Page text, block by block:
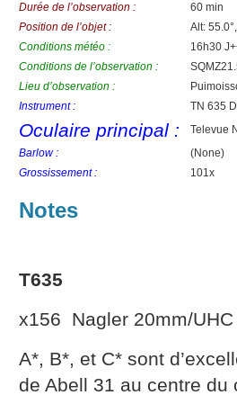
Durée de l’observation :
60 min
Position de l’objet :
Alt:
Conditions météo :
16h30
Conditions de l’observation :
Lieu d’observation :
Instrument :
TN 635
Oculaire principal :
Televue
Barlow :
(None)
Grossissement :
101x
Notes
T635
x156 Nagler 20mm/UHC
A*, B*, et C* sont
de Abell 31 au centre du